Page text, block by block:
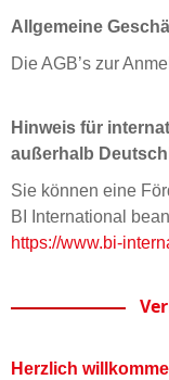
Allgemeine
Die AGB’s zur
Hinweis für
außerhalb
Sie können eine
BI International
https://www.bi-
Herzlich